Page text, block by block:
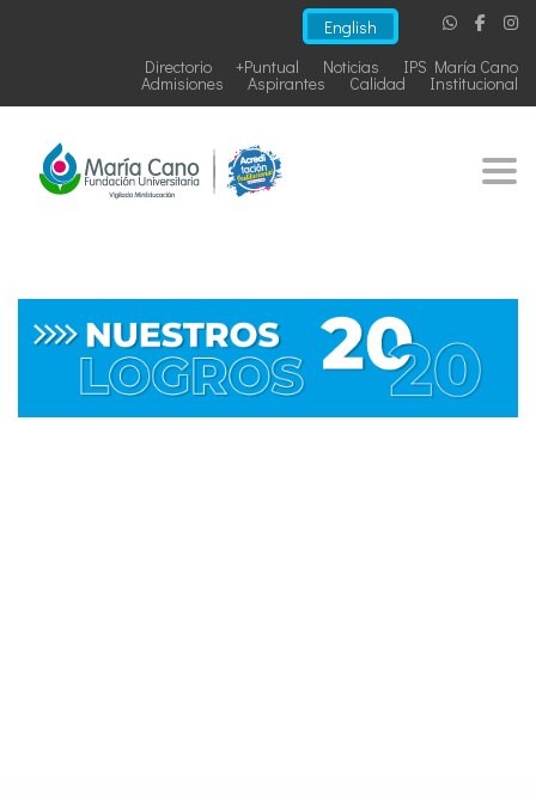
English
IPS María Cano
Noticias
+Puntual
Directorio
Institucional
Calidad
Aspirantes
Admisiones